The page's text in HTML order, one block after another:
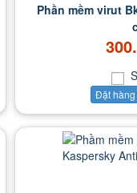
Phần mềm virut
Đặt hàng